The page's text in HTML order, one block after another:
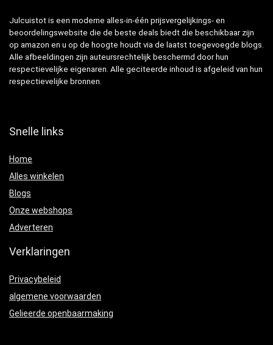
Julcuistot is een moderne alles-in-één prijsvergelijkings- en
beoordelingswebsite die de beste deals biedt die beschikbaar zijn
op amazon en u op de hoogte houdt via de laatst toegevoegde blogs.
Alle afbeeldingen zijn auteursrechtelijk beschermd door hun
respectievelijke eigenaren. Alle geciteerde inhoud is afgeleid van hun
respectievelijke bronnen.
Snelle links
Home
Alles winkelen
Blogs
Onze webshops
Adverteren
Verklaringen
Privacybeleid
algemene voorwaarden
Gelieerde openbaarmaking